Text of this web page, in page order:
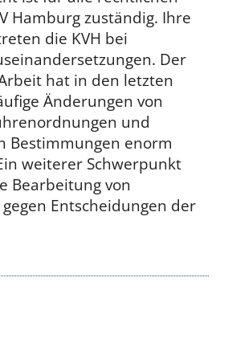
Hamburg zuständig. Ihre
die KVH bei
Der
hat in den letzten
Änderungen von
und
Bestimmungen enorm
weiterer Schwerpunkt
Bearbeitung von
Entscheidungen der